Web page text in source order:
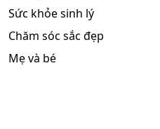
Sức khỏe sinh lý
Chăm sóc sắc đẹp
Mẹ và bé